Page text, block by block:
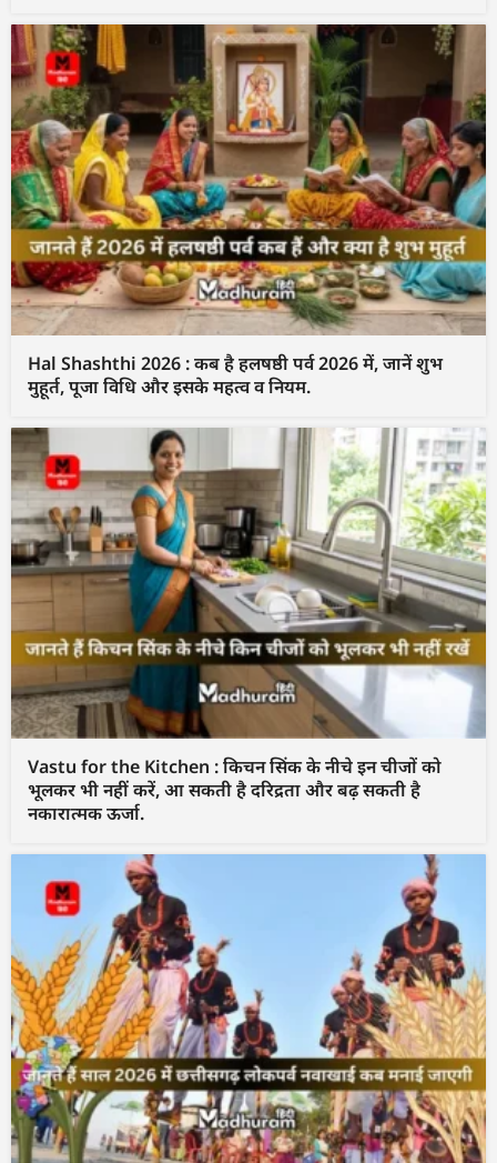
Hal Shashthi 2026 : कब है हलषष्ठी पर्व 2026 में, जानें शुभ
मुहूर्त, पूजा विधि और इसके महत्व व नियम.
Vastu for the Kitchen : किचन सिंक के नीचे इन चीजों को
भूलकर भी नहीं करें, आ सकती है दरिद्रता और बढ़ सकती है
नकारात्मक ऊर्जा.